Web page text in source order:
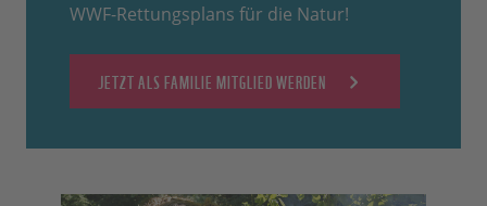
WWF-Rettungsplans für die Natur!
JETZT ALS FAMILIE MITGLIED WERDEN